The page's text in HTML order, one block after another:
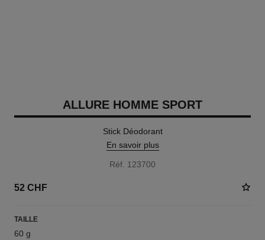
ALLURE HOMME SPORT
Stick Déodorant
En savoir plus
Réf. 123700
52 CHF
TAILLE
60 g